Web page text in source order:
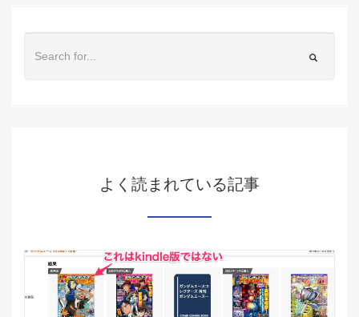
よく読まれている記事